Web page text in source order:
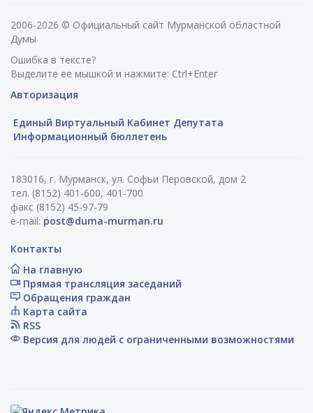
2006-2026 © Официальный сайт Мурманской областной
Думы
Ошибка в тексте?
Выделите ее мышкой и нажмите: Ctrl+Enter
Авторизация
Единый Виртуальный Кабинет Депутата
Информационный бюллетень
183016, г. Мурманск, ул. Софьи Перовской, дом 2
тел. (8152) 401-600, 401-700
факс (8152) 45-97-79
e-mail: post@duma-murman.ru
Контакты
На главную
Прямая трансляция заседаний
Обращения граждан
Карта сайта
RSS
Версия для людей с ограниченными возможностями